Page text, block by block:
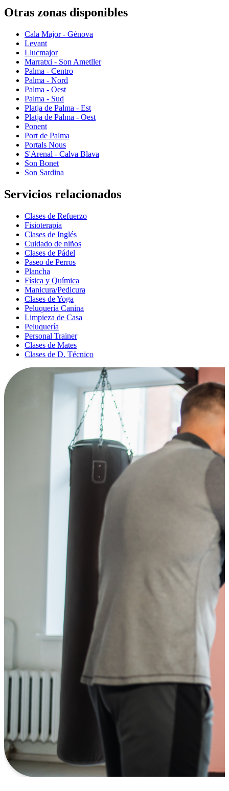
Otras zonas disponibles
Cala Major - Génova
Levant
Llucmajor
Marratxi - Son Ametller
Palma - Centro
Palma - Nord
Palma - Oest
Palma - Sud
Platja de Palma - Est
Platja de Palma - Oest
Ponent
Port de Palma
Portals Nous
S'Arenal - Calva Blava
Son Bonet
Son Sardina
Servicios relacionados
Clases de Refuerzo
Fisioterapia
Clases de Inglés
Cuidado de niños
Clases de Pádel
Paseo de Perros
Plancha
Física y Química
Manicura/Pedicura
Clases de Yoga
Peluquería Canina
Limpieza de Casa
Peluquería
Personal Trainer
Clases de Mates
Clases de D. Técnico